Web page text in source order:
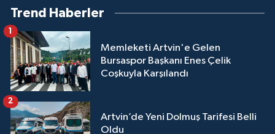
Trend Haberler
Memleketi Artvin'e Gelen
Bursaspor Başkanı Enes Çelik
Coşkuyla Karşılandı
1
Artvin’de Yeni Dolmuş Tarifesi Belli
Oldu
2